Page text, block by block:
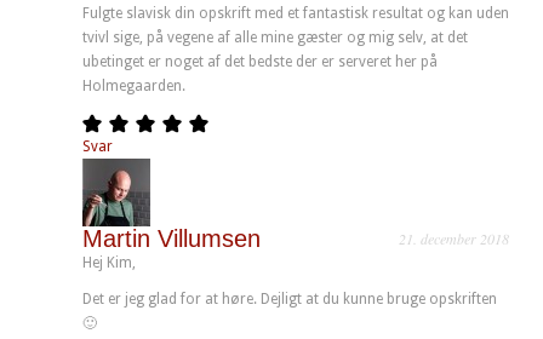
Fulgte slavisk din opskrift med et fantastisk resultat og kan uden
tvivl sige, på vegene af alle mine gæster og mig selv, at det
ubetinget er noget af det bedste der er serveret her på
Holmegaarden.
Svar
Martin Villumsen 21. december 2018
Hej Kim,
Det er jeg glad for at høre. Dejligt at du kunne bruge opskriften
🙂